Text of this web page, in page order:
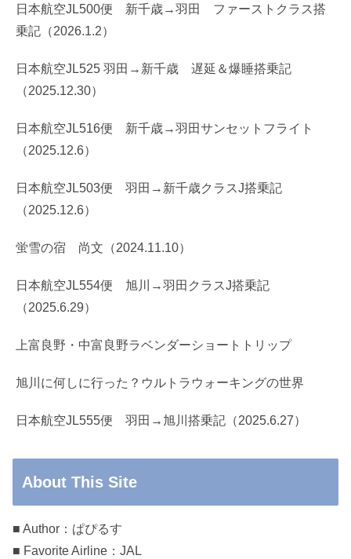
日本航空JL500便 新千歳→羽田 ファーストクラス搭
乗記（2026.1.2）
日本航空JL525 羽田→新千歳 遅延＆爆睡搭乗記
（2025.12.30）
日本航空JL516便 新千歳→羽田サンセットフライト
（2025.12.6）
日本航空JL503便 羽田→新千歳クラスJ搭乗記
（2025.12.6）
蛍雪の宿 尚文（2024.11.10）
日本航空JL554便 旭川→羽田クラスJ搭乗記
（2025.6.29）
上富良野・中富良野ラベンダーショートトリップ
旭川に何しに行った？ウルトラウォーキングの世界
日本航空JL555便 羽田→旭川搭乗記（2025.6.27）
About This Site
■ Author：ぱぴるす
■ Favorite Airline：JAL